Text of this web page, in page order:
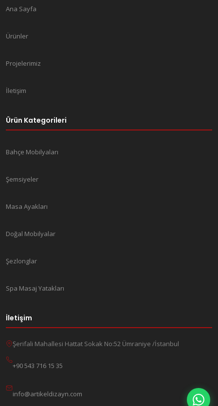
Ana Sayfa
Ürünler
Projelerimiz
İletişim
Ürün Kategorileri
Bahçe Mobilyaları
Şemsiyeler
Masa Ayakları
Doğal Mobilyalar
Şezlonglar
Spa Masaj Yatakları
İletişim
Şerifali Mahallesi Hattat Sokak No:52 Ümraniye /İstanbul
+90 543 716 15 35
info@artikeldizayn.com